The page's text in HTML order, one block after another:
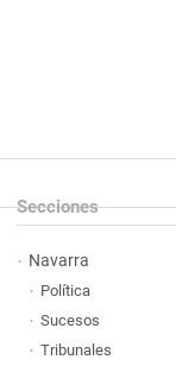
Secciones
Navarra
Política
Sucesos
Tribunales